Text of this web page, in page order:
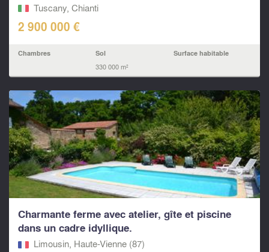
Tuscany, Chianti
2 900 000 €
Chambres Sol
330 000 m²
Surface habitable
Charmante ferme avec atelier, gîte et piscine
dans un cadre idyllique.
Limousin, Haute-Vienne (87)